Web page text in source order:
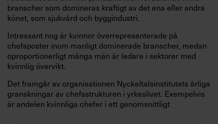
branscher som domineras kraftigt av det ena eller andra
könet, som sjukvård och byggindustri.
Intressant nog är kvinnor överrepresenterade på
chefsposter inom manligt dominerade branscher, medan
oproportionerligt många män är ledare i sektorer med
kvinnlig övervikt.
Det framgår av organisationen Nyckeltalsinstitutets årliga
granskningar av chefsstrukturen i yrkeslivet. Exempelvis
är andelen kvinnliga chefer i ett genomsnittligt